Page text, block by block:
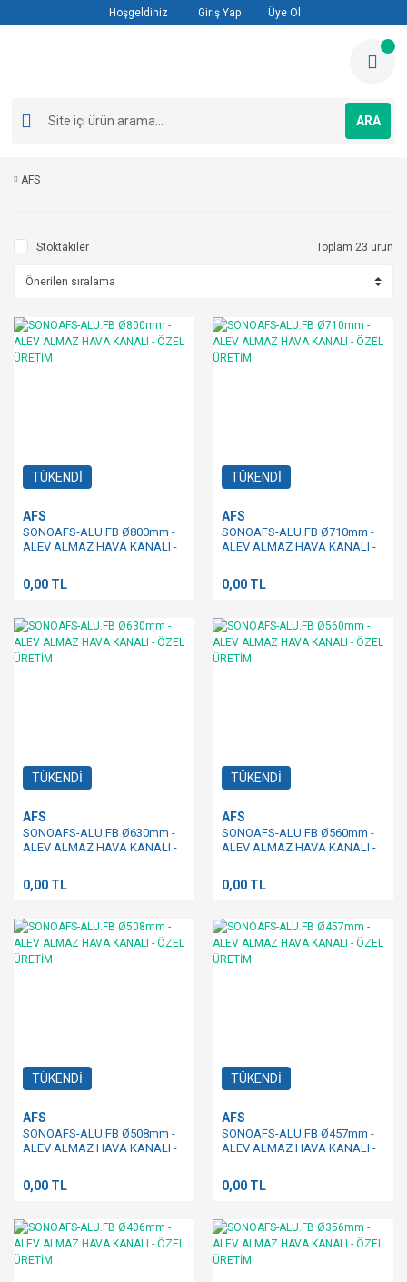
Hoşgeldiniz Giriş Yap Üye Ol
ARA
AFS
Stoktakiler Toplam 23 ürün
TÜKENDİ
AFS
SONOAFS-ALU.FB Ø800mm -
ALEV ALMAZ HAVA KANALI -
0,00 TL
TÜKENDİ
AFS
SONOAFS-ALU.FB Ø710mm -
ALEV ALMAZ HAVA KANALI -
0,00 TL
TÜKENDİ
AFS
SONOAFS-ALU.FB Ø630mm -
ALEV ALMAZ HAVA KANALI -
0,00 TL
TÜKENDİ
AFS
SONOAFS-ALU.FB Ø560mm -
ALEV ALMAZ HAVA KANALI -
0,00 TL
TÜKENDİ
AFS
SONOAFS-ALU.FB Ø508mm -
ALEV ALMAZ HAVA KANALI -
0,00 TL
TÜKENDİ
AFS
SONOAFS-ALU.FB Ø457mm -
ALEV ALMAZ HAVA KANALI -
0,00 TL